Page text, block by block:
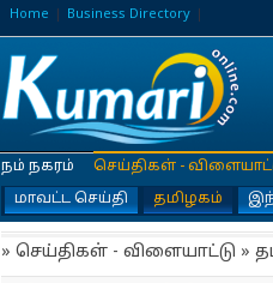
Home Business Directory
நம் நகரம்
செய்திகள் -
மாவட்ட செய்தி
தமிழகம்
» செய்திகள் - விளையாட்டு »